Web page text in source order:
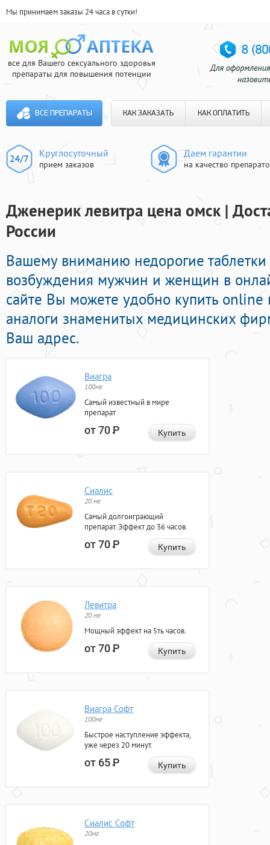
Мы принимаем заказы 24 часа в сутки!
все для Вашего сексуального здоровья
препараты для повышения потенции
ВСЕ ПРЕПАРАТЫ КАК ЗАКАЗАТЬ КАК ОПЛАТИТЬ
Круглосуточный
прием заказов
Даем гарантии
на качество
Дженерик левитра цена омск |
России
Вашему вниманию недорогие
возбуждения мужчин и женщин в
сайте Вы можете удобно купить online
аналоги знаменитых медицинских
Ваш адрес.
Виагра
100мг
Самый известный в мире
препарат
от 70Р Купить
Сиалис
20 мг
Самый долгоиграющий
препарат. Эффект до 36 часов.
от 70Р Купить
Левитра
20 мг
Мощный эффект на 5ть часов.
от 70Р Купить
Виагра Софт
100мг
Быстрое наступление эффекта,
уже через 20 минут.
от 65Р Купить
Сиалис Софт
20мг